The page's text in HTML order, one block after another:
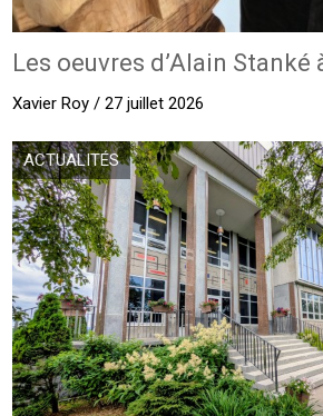
Les oeuvres d’Alain Stanké
Xavier Roy / 27 juillet 2026
ACTUALITÉS